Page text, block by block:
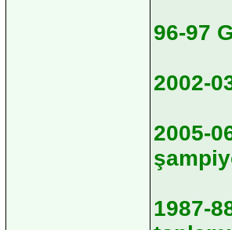
96-97
2002-
2005-
1987-